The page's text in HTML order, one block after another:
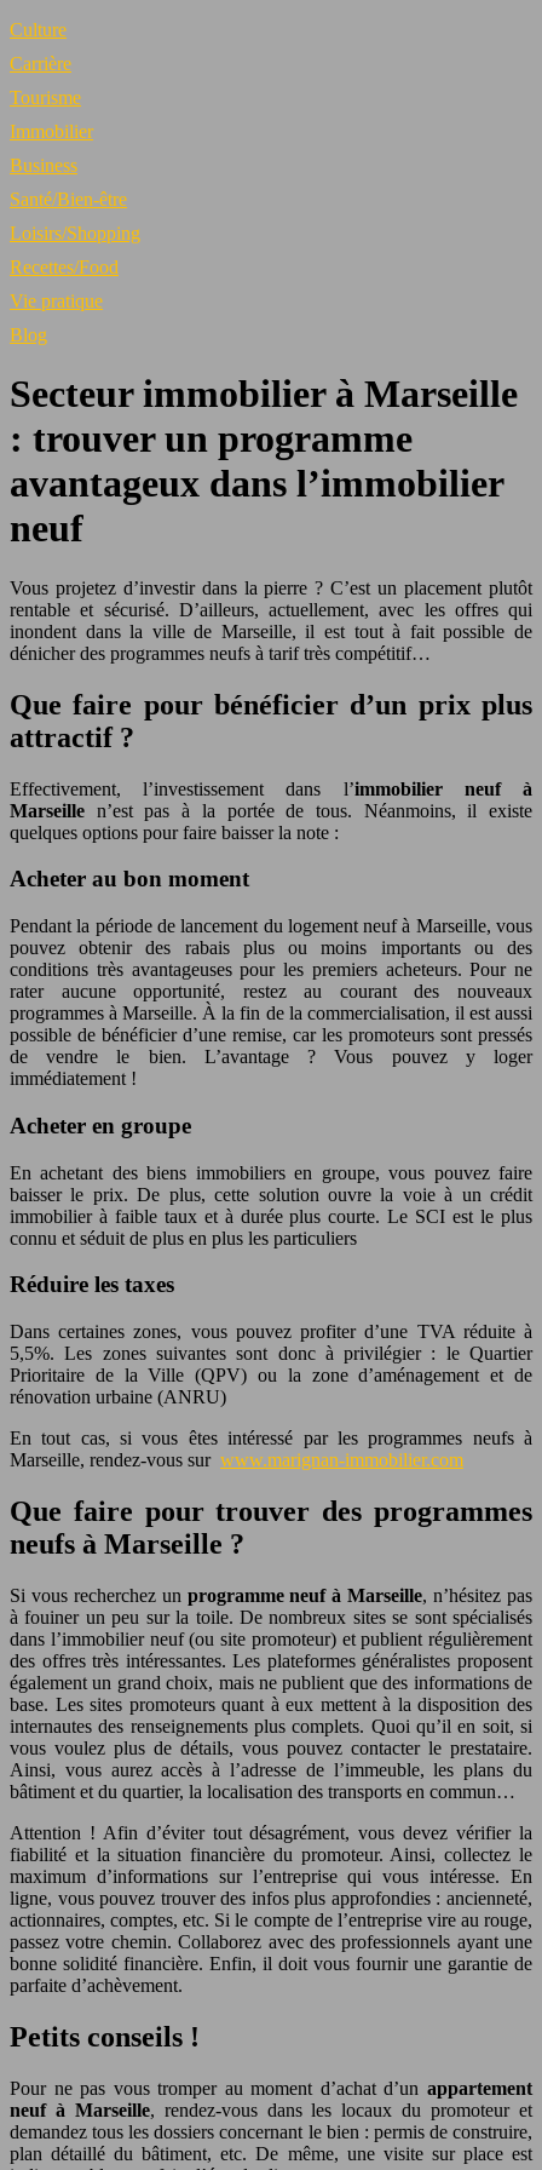
Culture
Carrière
Tourisme
Immobilier
Business
Santé/Bien-être
Loisirs/Shopping
Recettes/Food
Vie pratique
Blog
Secteur immobilier à Marseille
: trouver un programme
avantageux dans l’immobilier
neuf
Vous projetez d’investir dans la pierre ? C’est un placement plutôt
rentable et sécurisé. D’ailleurs, actuellement, avec les offres qui
inondent dans la ville de Marseille, il est tout à fait possible de
dénicher des programmes neufs à tarif très compétitif…
Que faire pour bénéficier d’un prix plus
attractif ?
Effectivement, l’investissement dans l’immobilier neuf à
Marseille n’est pas à la portée de tous. Néanmoins, il existe
quelques options pour faire baisser la note :
Acheter au bon moment
Pendant la période de lancement du logement neuf à Marseille, vous
pouvez obtenir des rabais plus ou moins importants ou des
conditions très avantageuses pour les premiers acheteurs. Pour ne
rater aucune opportunité, restez au courant des nouveaux
programmes à Marseille. À la fin de la commercialisation, il est aussi
possible de bénéficier d’une remise, car les promoteurs sont pressés
de vendre le bien. L’avantage ? Vous pouvez y loger
immédiatement !
Acheter en groupe
En achetant des biens immobiliers en groupe, vous pouvez faire
baisser le prix. De plus, cette solution ouvre la voie à un crédit
immobilier à faible taux et à durée plus courte. Le SCI est le plus
connu et séduit de plus en plus les particuliers
Réduire les taxes
Dans certaines zones, vous pouvez profiter d’une TVA réduite à
5,5%. Les zones suivantes sont donc à privilégier : le Quartier
Prioritaire de la Ville (QPV) ou la zone d’aménagement et de
rénovation urbaine (ANRU)
En tout cas, si vous êtes intéressé par les programmes neufs à
Marseille, rendez-vous sur www.marignan-immobilier.com
Que faire pour trouver des programmes
neufs à Marseille ?
Si vous recherchez un programme neuf à Marseille, n’hésitez pas
à fouiner un peu sur la toile. De nombreux sites se sont spécialisés
dans l’immobilier neuf (ou site promoteur) et publient régulièrement
des offres très intéressantes. Les plateformes généralistes proposent
également un grand choix, mais ne publient que des informations de
base. Les sites promoteurs quant à eux mettent à la disposition des
internautes des renseignements plus complets. Quoi qu’il en soit, si
vous voulez plus de détails, vous pouvez contacter le prestataire.
Ainsi, vous aurez accès à l’adresse de l’immeuble, les plans du
bâtiment et du quartier, la localisation des transports en commun…
Attention ! Afin d’éviter tout désagrément, vous devez vérifier la
fiabilité et la situation financière du promoteur. Ainsi, collectez le
maximum d’informations sur l’entreprise qui vous intéresse. En
ligne, vous pouvez trouver des infos plus approfondies : ancienneté,
actionnaires, comptes, etc. Si le compte de l’entreprise vire au rouge,
passez votre chemin. Collaborez avec des professionnels ayant une
bonne solidité financière. Enfin, il doit vous fournir une garantie de
parfaite d’achèvement.
Petits conseils !
Pour ne pas vous tromper au moment d’achat d’un appartement
neuf à Marseille, rendez-vous dans les locaux du promoteur et
demandez tous les dossiers concernant le bien : permis de construire,
plan détaillé du bâtiment, etc. De même, une visite sur place est